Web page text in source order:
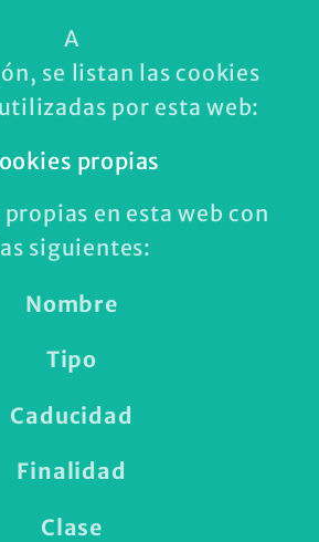
A
se listan las cookies
por esta web:
propias
propias en esta web con
siguientes:
Nombre
Tipo
Caducidad
Finalidad
Clase